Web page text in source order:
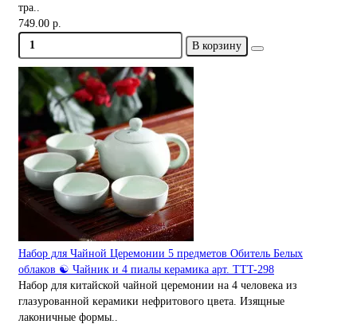
тра..
749.00 р.
В корзину
Набор для Чайной Церемонии 5 предметов Обитель Белых
облаков ☯ Чайник и 4 пиалы керамика арт. TTT-298
Набор для китайской чайной церемонии на 4 человека из
глазурованной керамики нефритового цвета. Изящные
лаконичные формы..